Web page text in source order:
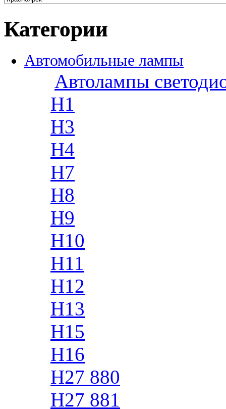
Категории
Автомобильные лампы
Автолампы
H1
H3
H4
H7
H8
H9
H10
H11
H12
H13
H15
H16
H27 880
H27 881